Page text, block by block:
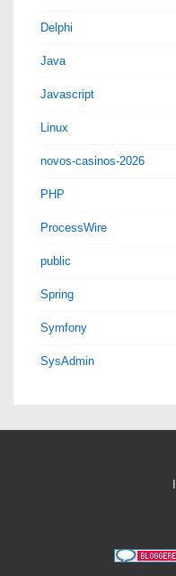
Delphi
Java
Javascript
Linux
novos-casinos-2026
PHP
ProcessWire
public
Spring
Symfony
SysAdmin